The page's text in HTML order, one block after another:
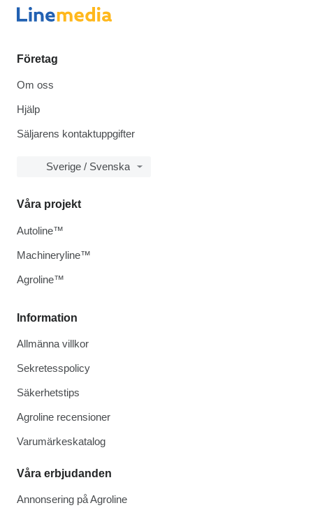
Företag
Om oss
Hjälp
Säljarens kontaktuppgifter
Sverige / Svenska
Information
Allmänna villkor
Sekretesspolicy
Säkerhetstips
Agroline recensioner
Varumärkeskatalog
Våra erbjudanden
Annonsering på Agroline
Våra projekt
Autoline™
Machineryline™
Agroline™